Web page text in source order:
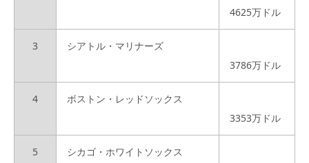
4625万ドル
3
シアトル・マリナーズ
3786万ドル
4
ボストン・レッドソックス
3353万ドル
5
シカゴ・ホワイトソックス